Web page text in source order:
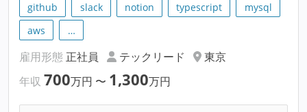
github slack notion typescript
mysql
aws
…
雇用形態 正社員 テックリード
東京
年収 700万円 〜 1,300万円